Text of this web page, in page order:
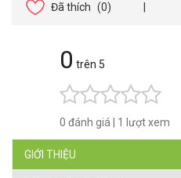
Đã thích (0)
0 trên 5
0 đánh giá 1 lượt xem
GIỚI THIỆU